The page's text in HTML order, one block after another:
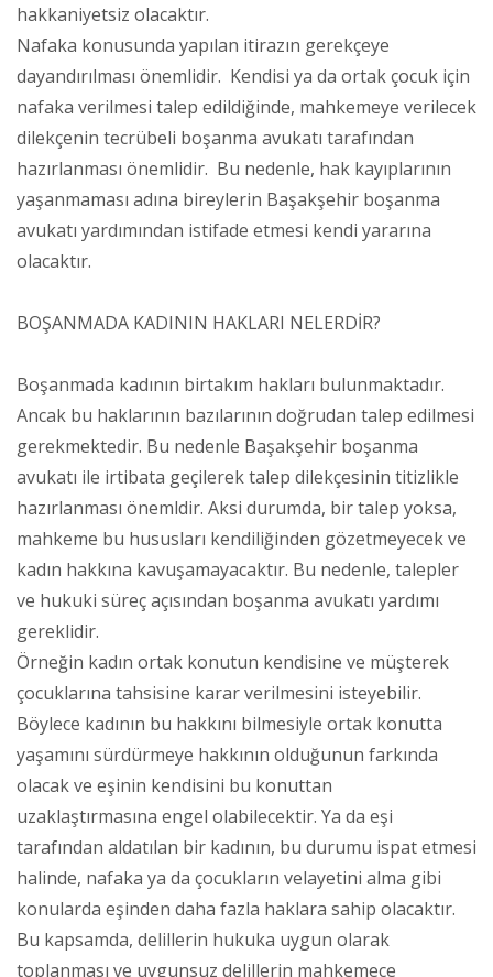
hakkaniyetsiz olacaktır.
Nafaka konusunda yapılan itirazın gerekçeye
dayandırılması önemlidir. Kendisi ya da ortak çocuk için
nafaka verilmesi talep edildiğinde, mahkemeye verilecek
dilekçenin tecrübeli boşanma avukatı tarafından
hazırlanması önemlidir. Bu nedenle, hak kayıplarının
yaşanmaması adına bireylerin Başakşehir boşanma
avukatı yardımından istifade etmesi kendi yararına
olacaktır.
BOŞANMADA KADININ HAKLARI NELERDİR?
Boşanmada kadının birtakım hakları bulunmaktadır.
Ancak bu haklarının bazılarının doğrudan talep edilmesi
gerekmektedir. Bu nedenle Başakşehir boşanma
avukatı ile irtibata geçilerek talep dilekçesinin titizlikle
hazırlanması önemldir. Aksi durumda, bir talep yoksa,
mahkeme bu hususları kendiliğinden gözetmeyecek ve
kadın hakkına kavuşamayacaktır. Bu nedenle, talepler
ve hukuki süreç açısından boşanma avukatı yardımı
gereklidir.
Örneğin kadın ortak konutun kendisine ve müşterek
çocuklarına tahsisine karar verilmesini isteyebilir.
Böylece kadının bu hakkını bilmesiyle ortak konutta
yaşamını sürdürmeye hakkının olduğunun farkında
olacak ve eşinin kendisini bu konuttan
uzaklaştırmasına engel olabilecektir. Ya da eşi
tarafından aldatılan bir kadının, bu durumu ispat etmesi
halinde, nafaka ya da çocukların velayetini alma gibi
konularda eşinden daha fazla haklara sahip olacaktır.
Bu kapsamda, delillerin hukuka uygun olarak
toplanması ve uygunsuz delillerin mahkemece